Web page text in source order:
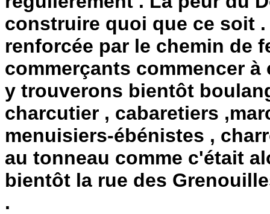
construire quoi que ce soit
renforcée par le chemin de
commerçants commencer
y trouverons bientôt
charcutier , cabaretiers
menuisiers-ébénistes ,
au tonneau comme c'était
bientôt la rue des
.